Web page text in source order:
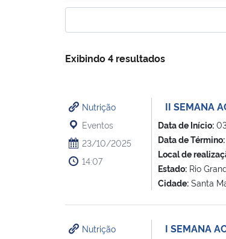
Exibindo 4 resultados
Nutrição
Eventos
23/10/2025
14:07
II SEMANA
Data de Início:
Data de Término:
Local de
Estado:Rio
Cidade:Santa
Nutrição
I SEMANA